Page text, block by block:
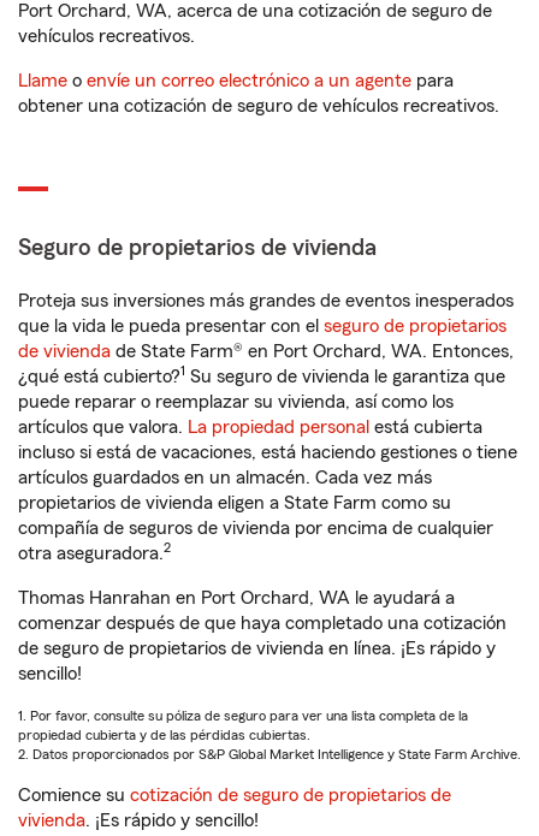
Port Orchard, WA, acerca de una cotización de seguro de
vehículos recreativos.
Llame o envíe un correo electrónico a un agente para
obtener una cotización de seguro de vehículos recreativos.
Seguro de propietarios de vivienda
Proteja sus inversiones más grandes de eventos inesperados
que la vida le pueda presentar con el seguro de propietarios
de vivienda de State Farm® en Port Orchard, WA. Entonces,
¿qué está cubierto?1 Su seguro de vivienda le garantiza que
puede reparar o reemplazar su vivienda, así como los
artículos que valora. La propiedad personal está cubierta
incluso si está de vacaciones, está haciendo gestiones o tiene
artículos guardados en un almacén. Cada vez más
propietarios de vivienda eligen a State Farm como su
compañía de seguros de vivienda por encima de cualquier
otra aseguradora.2
Thomas Hanrahan en Port Orchard, WA le ayudará a
comenzar después de que haya completado una cotización
de seguro de propietarios de vivienda en línea. ¡Es rápido y
sencillo!
1. Por favor, consulte su póliza de seguro para ver una lista completa de la
propiedad cubierta y de las pérdidas cubiertas.
2. Datos proporcionados por S&P Global Market Intelligence y State Farm Archive.
Comience su cotización de seguro de propietarios de
vivienda. ¡Es rápido y sencillo!